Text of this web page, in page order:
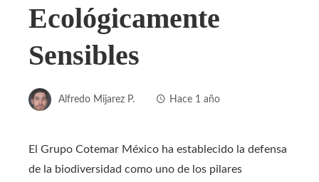
Ecológicamente
Sensibles
Alfredo Mijarez P. Hace 1 año
El Grupo Cotemar México ha establecido la defensa
de la biodiversidad como uno de los pilares